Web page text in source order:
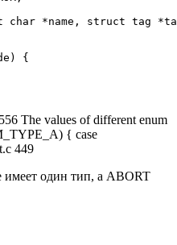
char *name, struct tag
{
The values of different enum
{ case
449
имеет один тип, а ABORT